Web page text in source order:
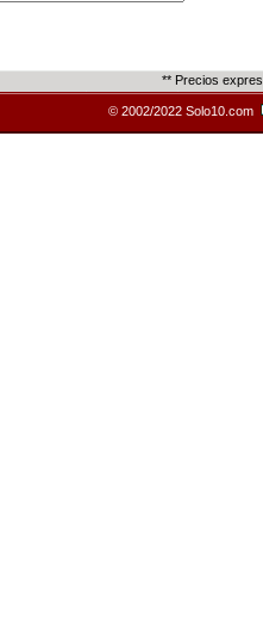
** Precios
© 2002/2022 Solo10.com